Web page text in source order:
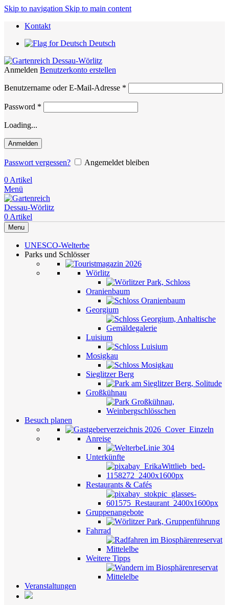
Skip to navigation Skip to main content
Kontakt
Deutsch
Anmelden Benutzerkonto erstellen
Benutzername oder E-Mail-Adresse *
Password *
Loading...
Anmelden
Passwort vergessen?
Angemeldet bleiben
0 Artikel
Menü
0 Artikel
Menu
UNESCO-Welterbe
Parks und Schlösser
Wörlitz
Oranienbaum
Georgium
Luisium
Mosigkau
Sieglitzer Berg
Großkühnau
Besuch planen
Anreise
Unterkünfte
Restaurants & Cafés
Gruppenangebote
Fahrrad
Weitere Tipps
Veranstaltungen